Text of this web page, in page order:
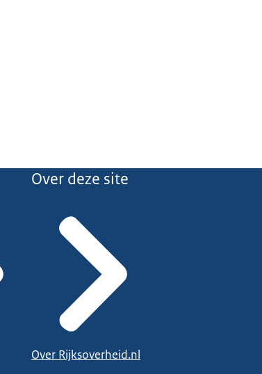
Over deze site
Over Rijksoverheid.nl